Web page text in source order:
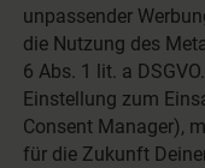
unpassender
die Nutzung des
6 Abs. 1 lit. a
Einstellung zum
Consent Manager),
für die Zukunft